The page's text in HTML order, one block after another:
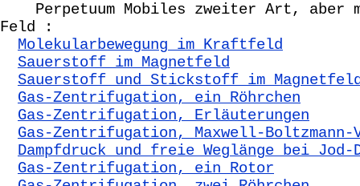
Perpetuum Mobiles zweiter Art, aber
Feld :
Molekularbewegung im Kraftfeld
Sauerstoff im Magnetfeld
Sauerstoff und Stickstoff im
Gas-Zentrifugation, ein Röhrchen
Gas-Zentrifugation, Erläuterungen
Gas-Zentrifugation, Maxwell-
Dampfdruck und freie Weglänge bei Jod-
Gas-Zentrifugation, ein Rotor